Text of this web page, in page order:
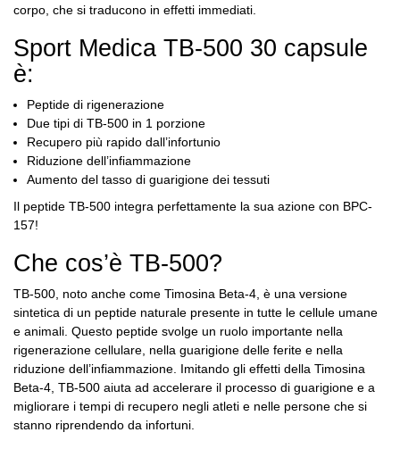
corpo, che si traducono in effetti immediati.
Sport Medica TB-500 30 capsule
è:
Peptide di rigenerazione
Due tipi di TB-500 in 1 porzione
Recupero più rapido dall’infortunio
Riduzione dell’infiammazione
Aumento del tasso di guarigione dei tessuti
Il peptide TB-500 integra perfettamente la sua azione con BPC-
157!
Che cos’è TB-500?
TB-500, noto anche come Timosina Beta-4, è una versione
sintetica di un peptide naturale presente in tutte le cellule umane
e animali. Questo peptide svolge un ruolo importante nella
rigenerazione cellulare, nella guarigione delle ferite e nella
riduzione dell’infiammazione. Imitando gli effetti della Timosina
Beta-4, TB-500 aiuta ad accelerare il processo di guarigione e a
migliorare i tempi di recupero negli atleti e nelle persone che si
stanno riprendendo da infortuni.